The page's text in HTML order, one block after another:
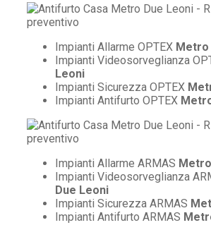
Impianti Allarme OPTEX Metro
Impianti Videosorveglianza
Leoni
Impianti Sicurezza OPTEX
Impianti Antifurto OPTEX
Impianti Allarme ARMAS
Impianti Videosorveglianza
Due Leoni
Impianti Sicurezza ARMAS
Impianti Antifurto ARMAS